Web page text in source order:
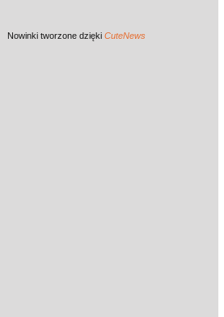
Nowinki tworzone dzięki CuteNews